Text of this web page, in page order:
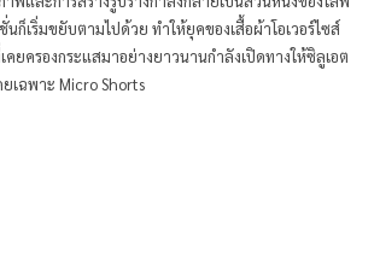
ก็เริ่มขยับตามไปด้วย ทำให้ยุคของเสื้อผ้าโอเวอร์ไซส์
คยครองกระแสมาอย่างยาวนานกำลังเปิดทางให้ซิลูเอต
เฉพาะ Micro Shorts